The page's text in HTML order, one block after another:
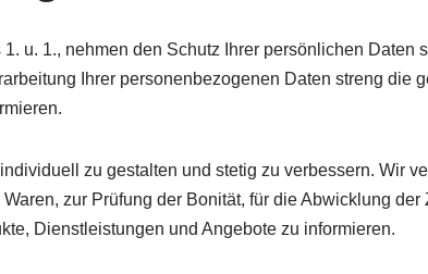
u. 1., nehmen den Schutz Ihrer persönlichen
Ihrer personenbezogenen Daten streng die
zu gestalten und stetig zu verbessern. Wir
zur Prüfung der Bonität, für die Abwicklung
Dienstleistungen und Angebote zu informieren.